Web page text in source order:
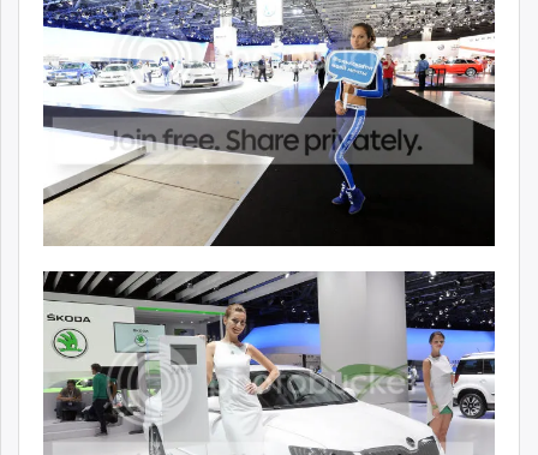
itoim.mn
shuum.mn
times.mn
tvmongolia.mn
mass.mn
unegui.mn
assa.mn
tac.mn
paparazzi.mn
unread.today